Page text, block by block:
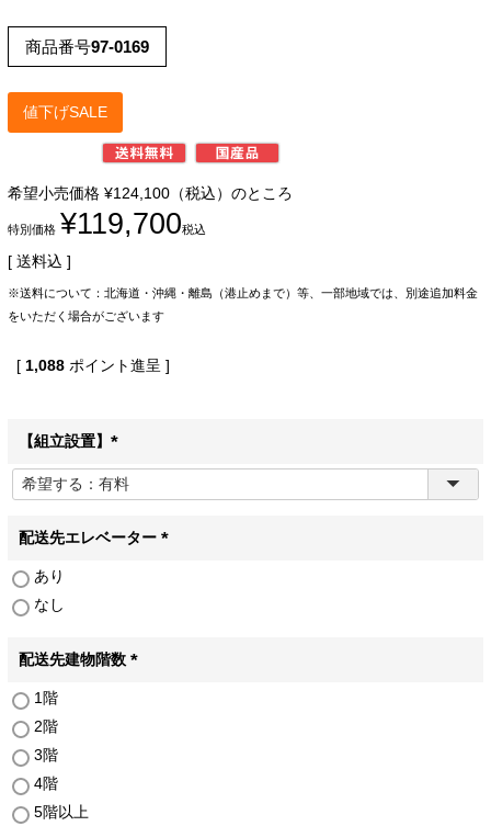
商品番号97-0169
値下げSALE
希望小売価格 ¥124,100 （税込）のところ
特別価格 ¥119,700税込
送料込
※送料について：北海道・沖縄・離島（港止めまで）等、一部地域では、別途追加料金
をいただく場合がございます
[ 1,088 ポイント進呈 ]
【組立設置】
(
必
)
配送先エレベーター
あり
なし
配送先建物階数
1階
2階
3階
4階
5階以上